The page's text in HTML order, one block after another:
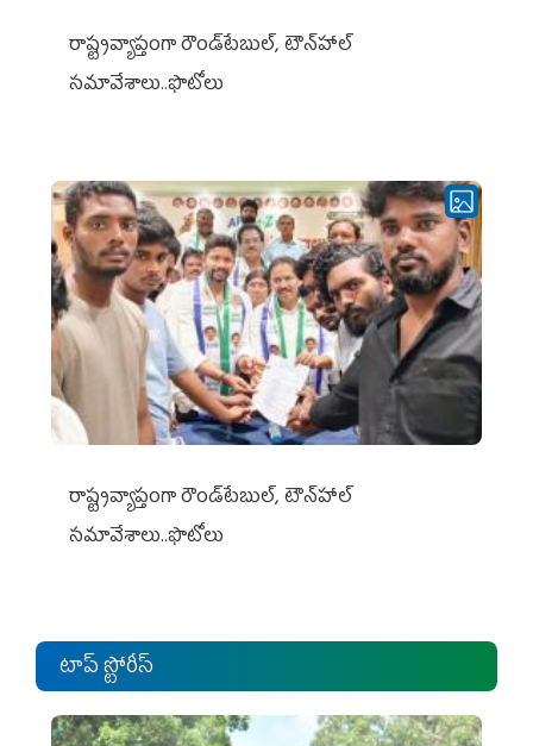
రాష్ట్రవ్యాప్తంగా రౌండ్‌టేబుల్‌, టౌన్‌హాల్‌
సమావేశాలు..ఫొటోలు
రాష్ట్రవ్యాప్తంగా రౌండ్‌టేబుల్‌, టౌన్‌హాల్‌
సమావేశాలు..ఫొటోలు
టాప్ స్టోరీస్